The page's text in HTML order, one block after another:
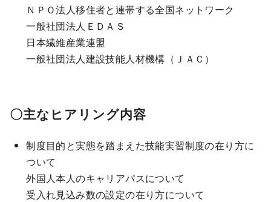
ＮＰＯ法人移住者と連帯する全国ネットワーク
一般社団法人ＥＤＡＳ
日本繊維産業連盟
一般社団法人建設技能人材機構（ＪＡＣ）
〇主なヒアリング内容
制度目的と実態を踏まえた技能実習制度の在り方に
ついて
外国人本人のキャリアパスについて
受入れ見込み数の設定の在り方について